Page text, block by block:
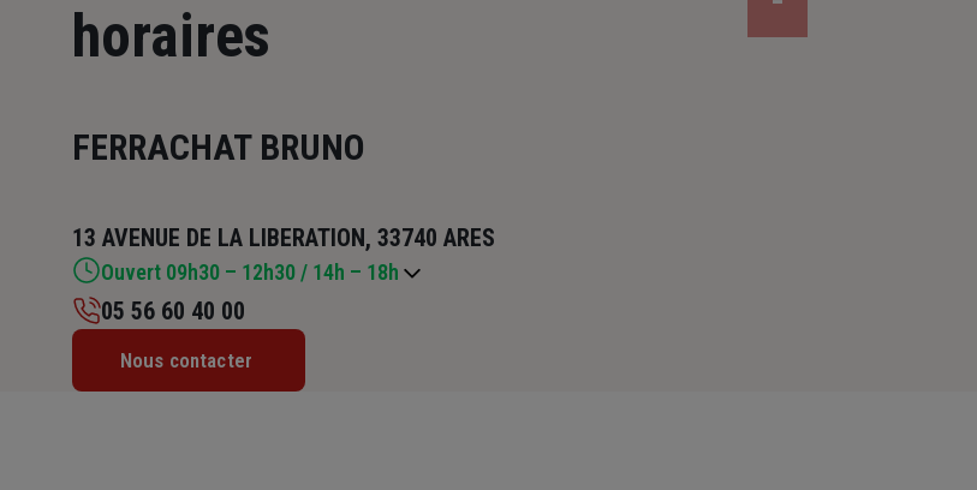
horaires
FERRACHAT BRUNO
13 AVENUE DE LA LIBERATION, 33740 ARES
Ouvert 09h30 – 12h30 / 14h – 18h
Mardi : 09h30 – 12h30 / 14h – 18h
05 56 60 40 00
Nous contacter